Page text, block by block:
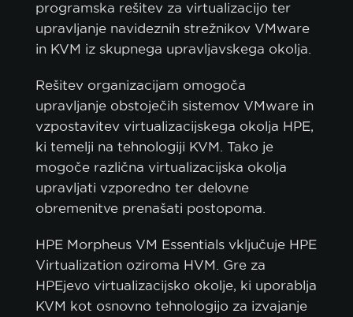
programska rešitev za virtualizacijo ter
upravljanje navideznih strežnikov VMware
in KVM iz skupnega upravljavskega okolja.
Rešitev organizacijam omogoča
upravljanje obstoječih sistemov VMware in
vzpostavitev virtualizacijskega okolja HPE,
ki temelji na tehnologiji KVM. Tako je
mogoče različna virtualizacijska okolja
upravljati vzporedno ter delovne
obremenitve prenašati postopoma.
HPE Morpheus VM Essentials vključuje HPE
Virtualization oziroma HVM. Gre za
HPEjevo virtualizacijsko okolje, ki uporablja
KVM kot osnovno tehnologijo za izvajanje